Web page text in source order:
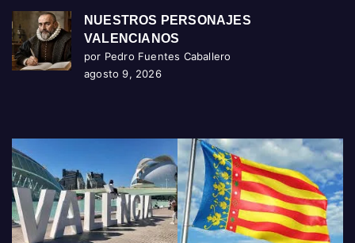
NUESTROS PERSONAJES
VALENCIANOS
por Pedro Fuentes Caballero
agosto 9, 2026